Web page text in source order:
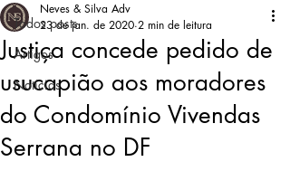
Todos posts
Artigos
Notícias
Justiça concede pedido de
usucapião aos moradores
do Condomínio Vivendas
Serrana no DF
Neves & Silva Adv
23 de jan. de 2020 2 min de leitura